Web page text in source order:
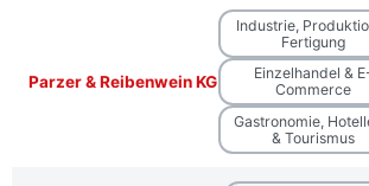
Parzer & Reibenwein KG
Industrie,
Fertigung
Einzelhandel &
Commerce
Gastronomie,
& Tourismus